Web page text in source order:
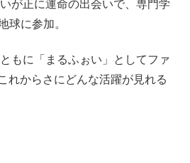
が正に運命の出会いで、専門学
球に参加。
もに「まるふぉい」としてファ
れからさにどんな活躍が見れる